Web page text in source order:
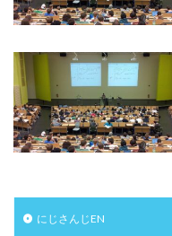
にじさんじEN